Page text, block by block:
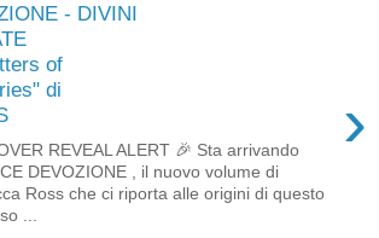
- DIVINI
of
di
›
REVEAL ALERT 🎉 Sta arrivando
DEVOZIONE , il nuovo volume di
Ross che ci riporta alle origini di questo
...